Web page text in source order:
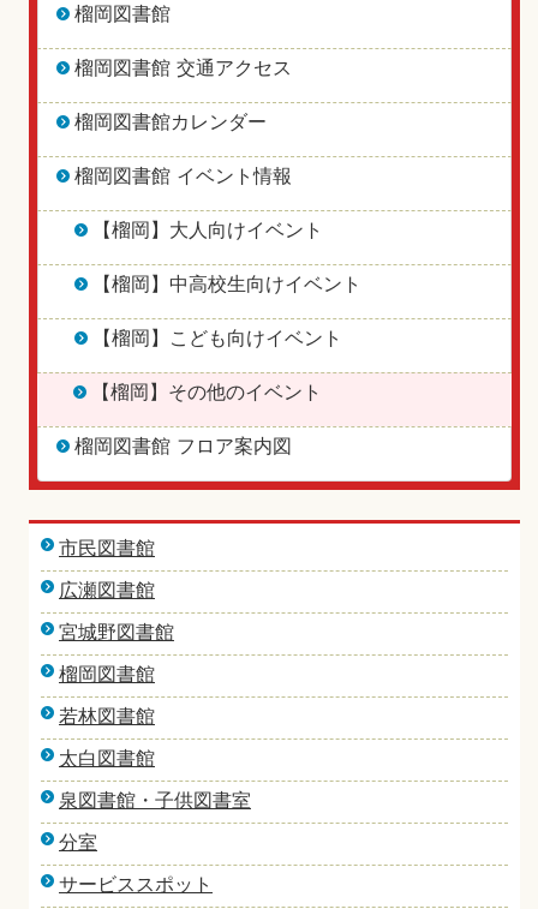
榴岡図書館
榴岡図書館 交通アクセス
榴岡図書館カレンダー
榴岡図書館 イベント情報
【榴岡】大人向けイベント
【榴岡】中高校生向けイベント
【榴岡】こども向けイベント
【榴岡】その他のイベント
榴岡図書館 フロア案内図
市民図書館
広瀬図書館
宮城野図書館
榴岡図書館
若林図書館
太白図書館
泉図書館・子供図書室
分室
サービススポット